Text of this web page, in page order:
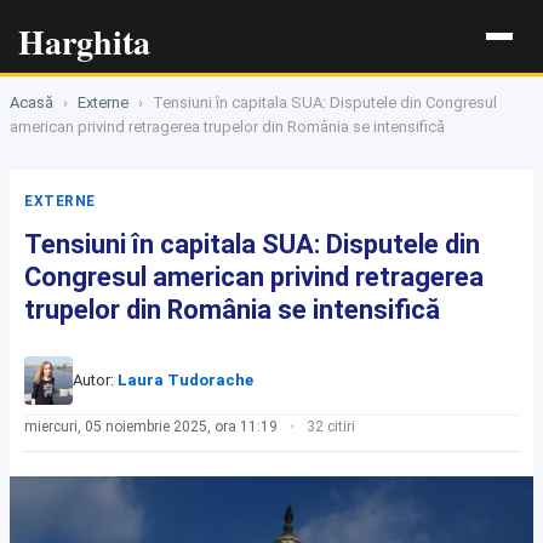
Harghita
Acasă › Externe ›
Tensiuni în capitala SUA: Disputele din Congresul
american privind retragerea trupelor din România se intensifică
EXTERNE
Tensiuni în capitala SUA: Disputele din
Congresul american privind retragerea
trupelor din România se intensifică
Autor: Laura Tudorache
miercuri, 05 noiembrie 2025, ora 11:19 32 citiri